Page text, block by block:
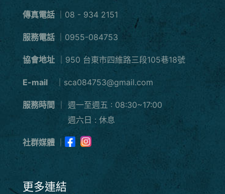
傳真電話 ｜08 - 934 2151
服務電話 ｜0955-084753
協會地址 ｜950 台東市四維路三段105巷18號
E-mail ｜sca084753@gmail.com
服務時間
週一至週五 : 08:30~17:00
週六日 : 休息
社群媒體
更多連結